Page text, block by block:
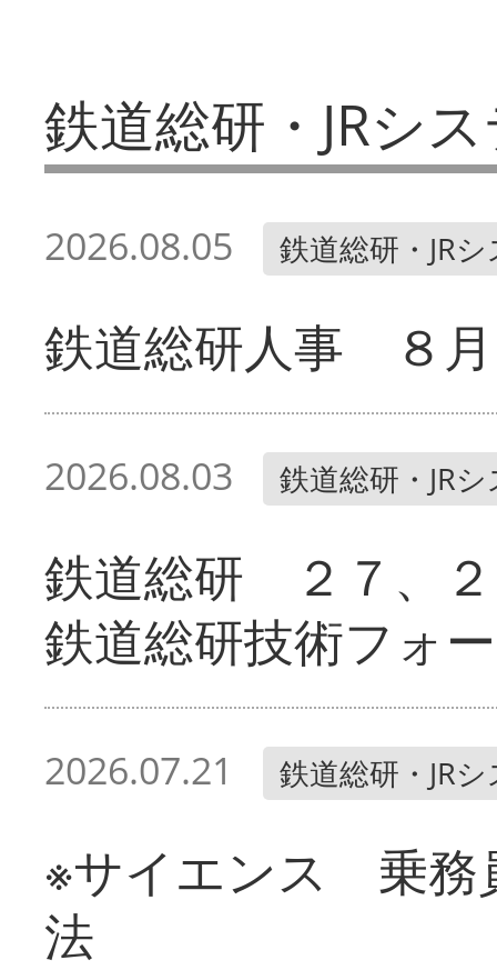
鉄道総研・JRシ
2026.08.05 鉄道総研・JR
鉄道総研人事 ８
2026.08.03 鉄道総研・JR
鉄道総研 ２７、
鉄道総研技術フォ
2026.07.21 鉄道総研・JR
※サイエンス 乗務
法